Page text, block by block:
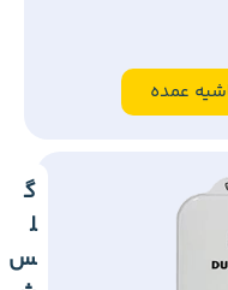
عمده
گ
ل
س